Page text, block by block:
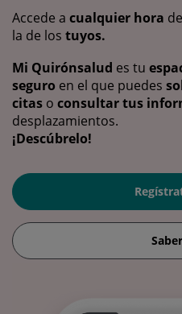
Accede a cualquier hora
la de los tuyos.
Mi Quirónsalud es tu
seguro en el que puedes
citas o consultar tus
desplazamientos.
¡Descúbrelo!